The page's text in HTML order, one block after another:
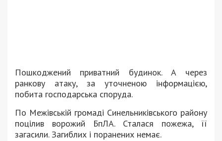
Пошкоджений приватний будинок. А через
ранкову атаку, за уточненою інформацією,
побита господарська споруда.
По Межівській громаді Синельниківського району
поцілив ворожий БпЛА. Сталася пожежа, її
загасили. Загиблих і поранених немає.